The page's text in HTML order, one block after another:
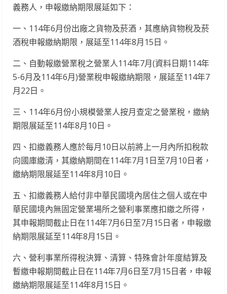
義務人，申報繳納期限展延如下：
一、114年6月份出廠之貨物及菸酒，其應納貨物稅及菸
酒稅申報繳納期限，展延至114年8月15日。
二、自動報繳營業稅之營業人114年7月(資料日期114年
5-6月及114年6月)營業稅申報繳納期限，展延至114年7
月22日。
三、114年6月份小規模營業人按月查定之營業稅，繳納
期限展延至114年8月10日。
四、扣繳義務人應於每月10日以前將上一月內所扣稅款
向國庫繳清，其繳納期間在114年7月1日至7月10日者，
繳納期限展延至114年8月10日。
五、扣繳義務人給付非中華民國境內居住之個人或在中
華民國境內無固定營業場所之營利事業應扣繳之所得，
其申報期間截止日在114年7月6日至7月15日者，申報繳
納期限展延至114年8月15日。
六、營利事業所得稅決算、清算、特殊會計年度結算及
暫繳申報期間截止日在114年7月6日至7月15日者，申報
繳納期限展延至114年8月15日。